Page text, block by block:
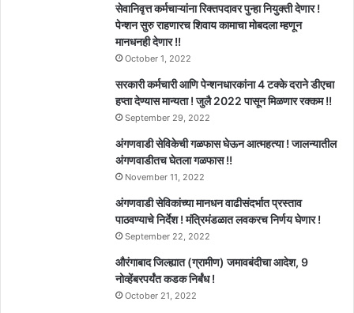
सेवानिवृत्त कर्मचाऱ्यांना रिक्तपदावर पुन्हा नियुक्ती देणार !
पेन्शन सुरु राहणारच शिवाय कामाचा मोबदला म्हणून
मानधनही देणार !!
October 1, 2022
सरकारी कर्मचारी आणि पेन्शनधारकांना 4 टक्के दराने डीएचा
हप्ता देण्यास मान्यता ! जुलै 2022 पासून मिळणार रक्कम !!
September 29, 2022
अंगणवाडी सेविकेची गळफास घेऊन आत्महत्या ! जालन्यातील
अंगणवाडीतच घेतला गळफास !!
November 11, 2022
अंगणवाडी सेविकांच्या मानधन वाढीसंदर्भात प्रस्ताव
पाठवण्याचे निर्देश ! मंत्रिमंडळात लवकरच निर्णय घेणार !
September 22, 2022
औरंगाबाद जिल्ह्यात (ग्रामीण) जमावबंदीचा आदेश, 9
नोव्हेंबरपर्यंत कडक निर्बंध !
October 21, 2022